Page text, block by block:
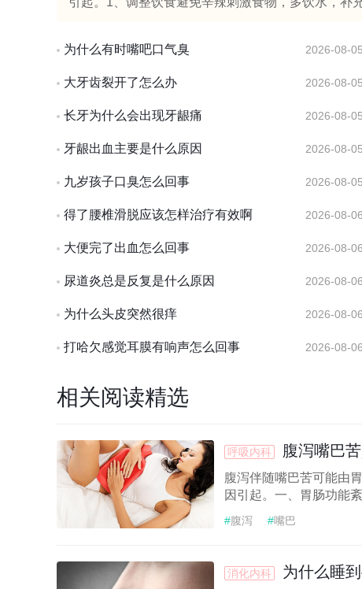
为什么有时嘴吧口气臭 2026-08-
大牙齿裂开了怎么办 2026-08-
长牙为什么会出现牙龈痛 2026-08-
牙龈出血主要是什么原因 2026-08-
九岁孩子口臭怎么回事 2026-08-
得了腰椎滑脱应该怎样治疗有效啊 2026-08-
大便完了出血怎么回事 2026-08-
尿道炎总是反复是什么原因 2026-08-
为什么头皮突然很痒 2026-08-
打哈欠感觉耳膜有响声怎么回事 2026-08-
相关阅读精选
呼吸内科 腹泻嘴巴
腹泻伴随嘴巴苦可能由
因引起。一、胃肠功能
#腹泻 #嘴巴
消化内科 为什么睡